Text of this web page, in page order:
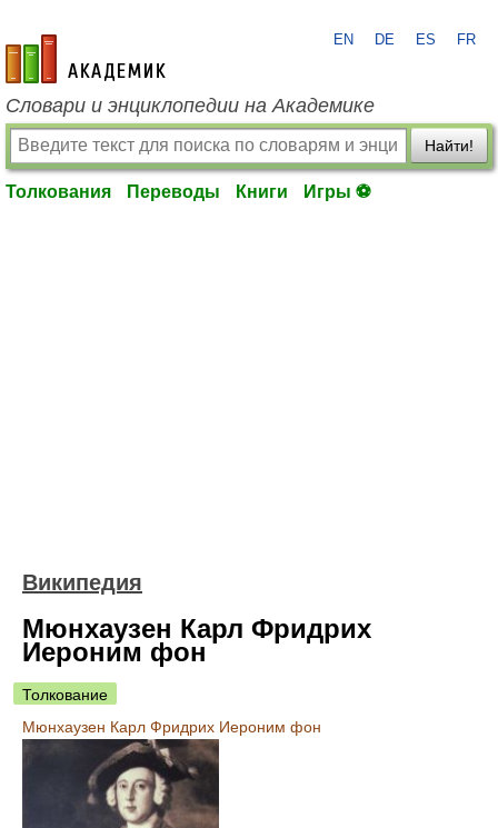
academic.ru
EN DE ES FR
Словари и энциклопедии на Академике
Найти!
Толкования Переводы Книги Игры ⚽
Википедия
Мюнхаузен Карл Фридрих
Иероним фон
Толкование
Мюнхаузен Карл Фридрих Иероним фон